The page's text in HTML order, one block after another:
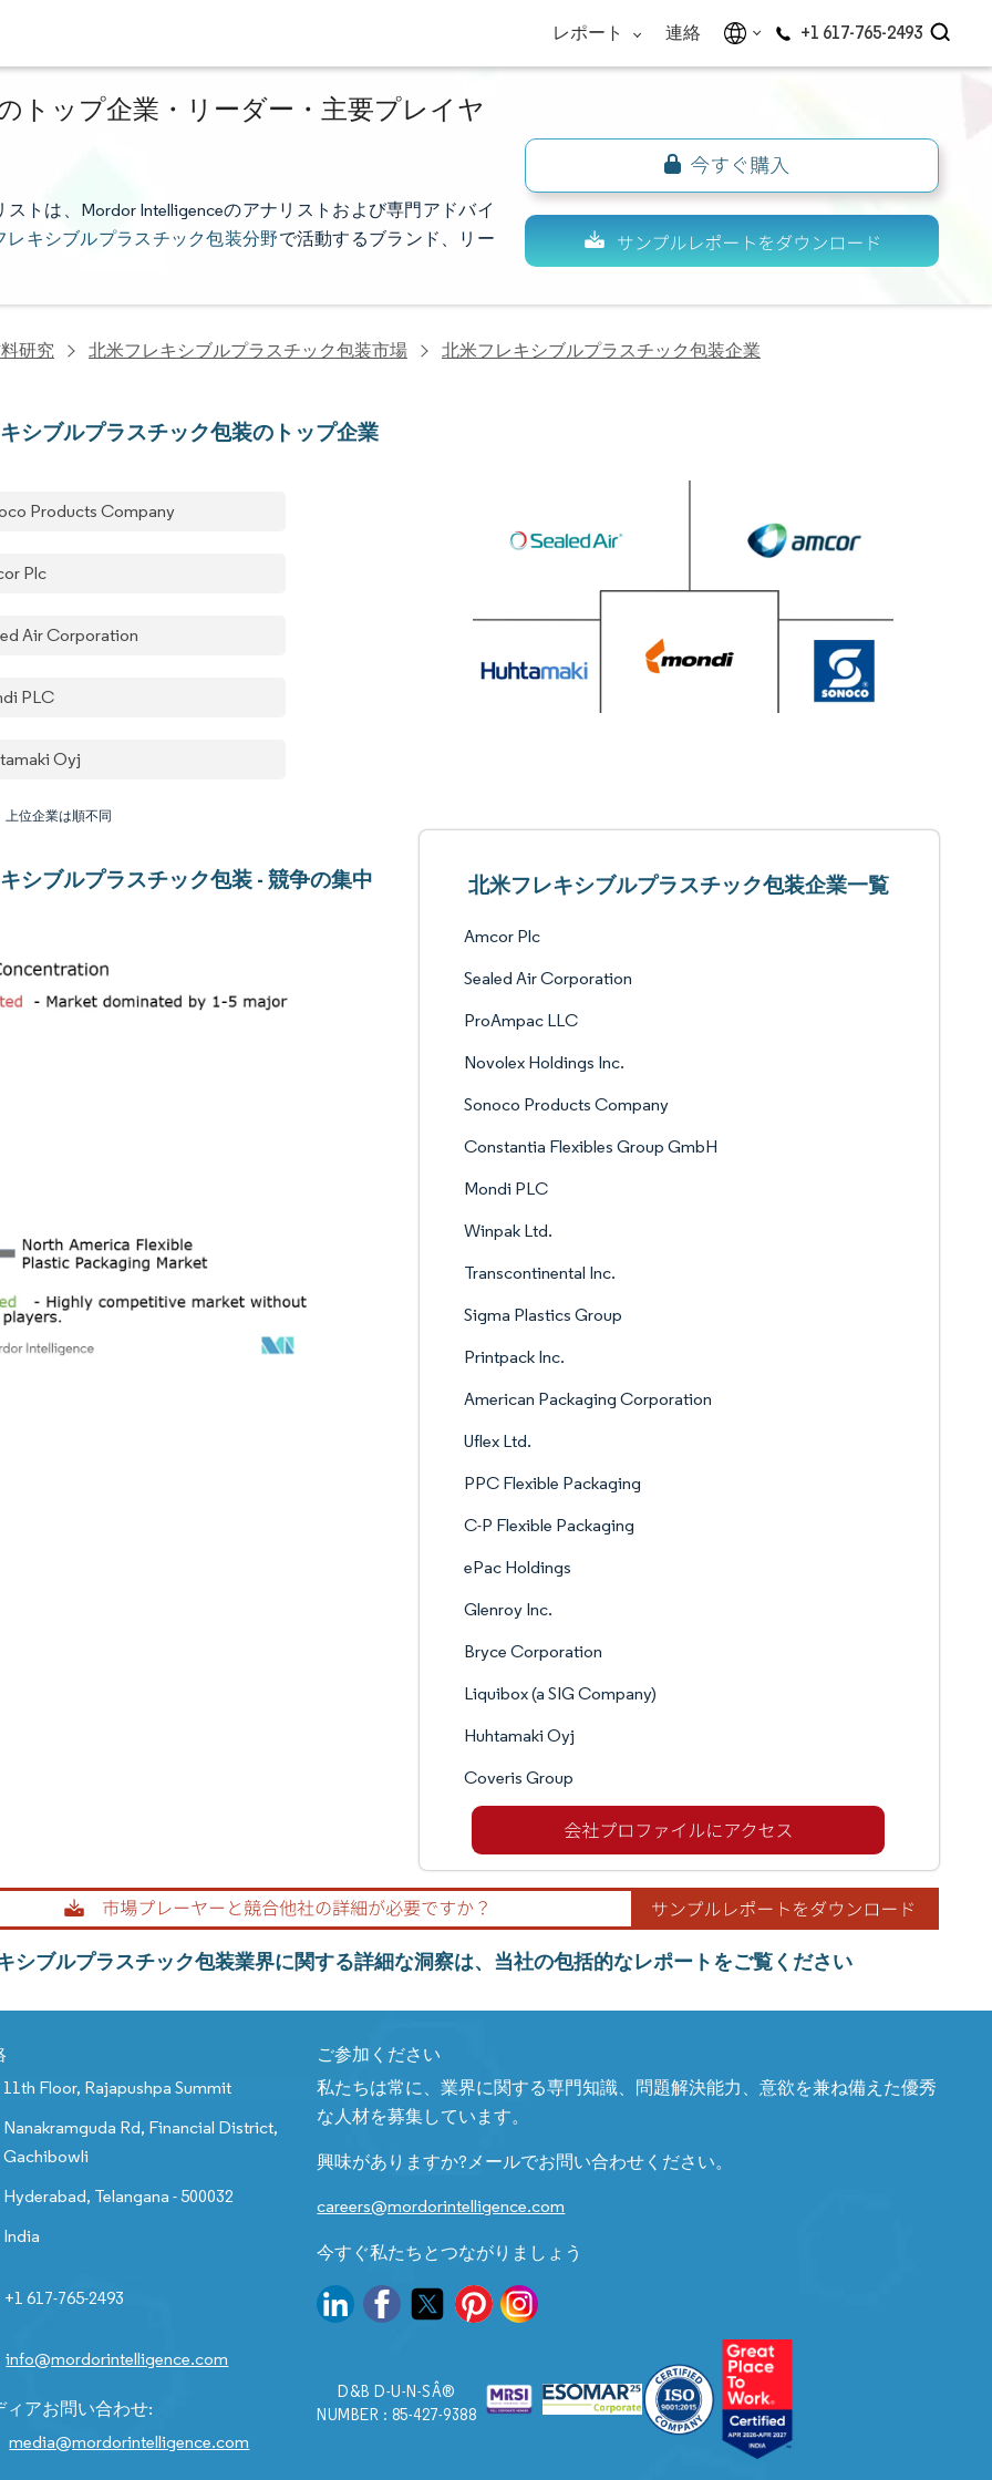
レポート 連絡 +1 617-765-2493
トップ企業・リーダー・主要プレイヤ
トは、Mordor Intelligenceのアナリストおよび専門アドバイ
レキシブルプラスチック包装分野で活動するブランド、リー
研究 北米フレキシブルプラスチック包装市場 北米フレキシブルプラスチック包装企業
シブルプラスチック包装のトップ企業
Products Company
Plc
Air Corporation
PLC
Oyj
上位企業は順不同
シブルプラスチック包装 - 競争の集中 北米フレキシブルプラスチック包装企業一覧
Amcor Plc
Sealed Air Corporation
ProAmpac LLC
Novolex Holdings Inc.
Sonoco Products Company
Constantia Flexibles Group GmbH
Mondi PLC
Winpak Ltd.
Transcontinental Inc.
Sigma Plastics Group
Printpack Inc.
American Packaging Corporation
Uflex Ltd.
PPC Flexible Packaging
C-P Flexible Packaging
ePac Holdings
Glenroy Inc.
Bryce Corporation
Liquibox (a SIG Company)
Huhtamaki Oyj
Coveris Group
シブルプラスチック包装業界に関する詳細な洞察は、当社の包括的なレポートをご覧ください
11th Floor, Rajapushpa Summit
Nanakramguda Rd, Financial District,
Gachibowli
Hyderabad, Telangana - 500032
India
+1 617-765-2493
info@mordorintelligence.com
ィアお問い合わせ:
media@mordorintelligence.com
ご参加ください
私たちは常に、業界に関する専門知識、問題解決能力、意欲を兼ね備えた優秀
な人材を募集しています。
興味がありますか?メールでお問い合わせください。
careers@mordorintelligence.com
今すぐ私たちとつながりましょう
D&B D-U-N-SÂ®
NUMBER : 85-427-9388